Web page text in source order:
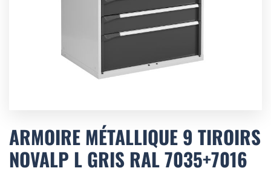
to
the
beginning
of
ARMOIRE MÉTALLIQUE 9 TIROIRS
NOVALP L GRIS RAL 7035+7016